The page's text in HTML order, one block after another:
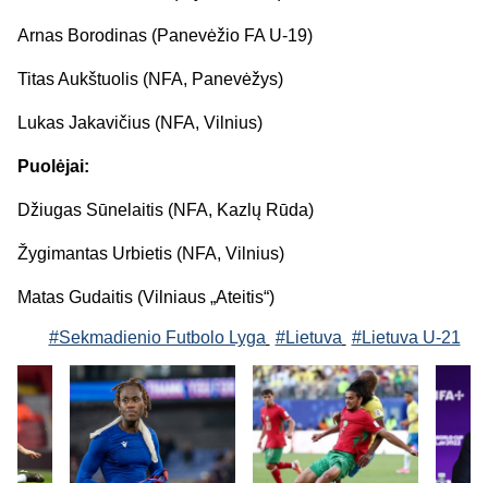
Arnas Borodinas (Panevėžio FA U-19)
Titas Aukštuolis (NFA, Panevėžys)
Lukas Jakavičius (NFA, Vilnius)
Puolėjai:
Džiugas Sūnelaitis (NFA, Kazlų Rūda)
Žygimantas Urbietis (NFA, Vilnius)
Matas Gudaitis (Vilniaus „Ateitis“)
#Sekmadienio Futbolo Lyga #Lietuva #Lietuva U-21